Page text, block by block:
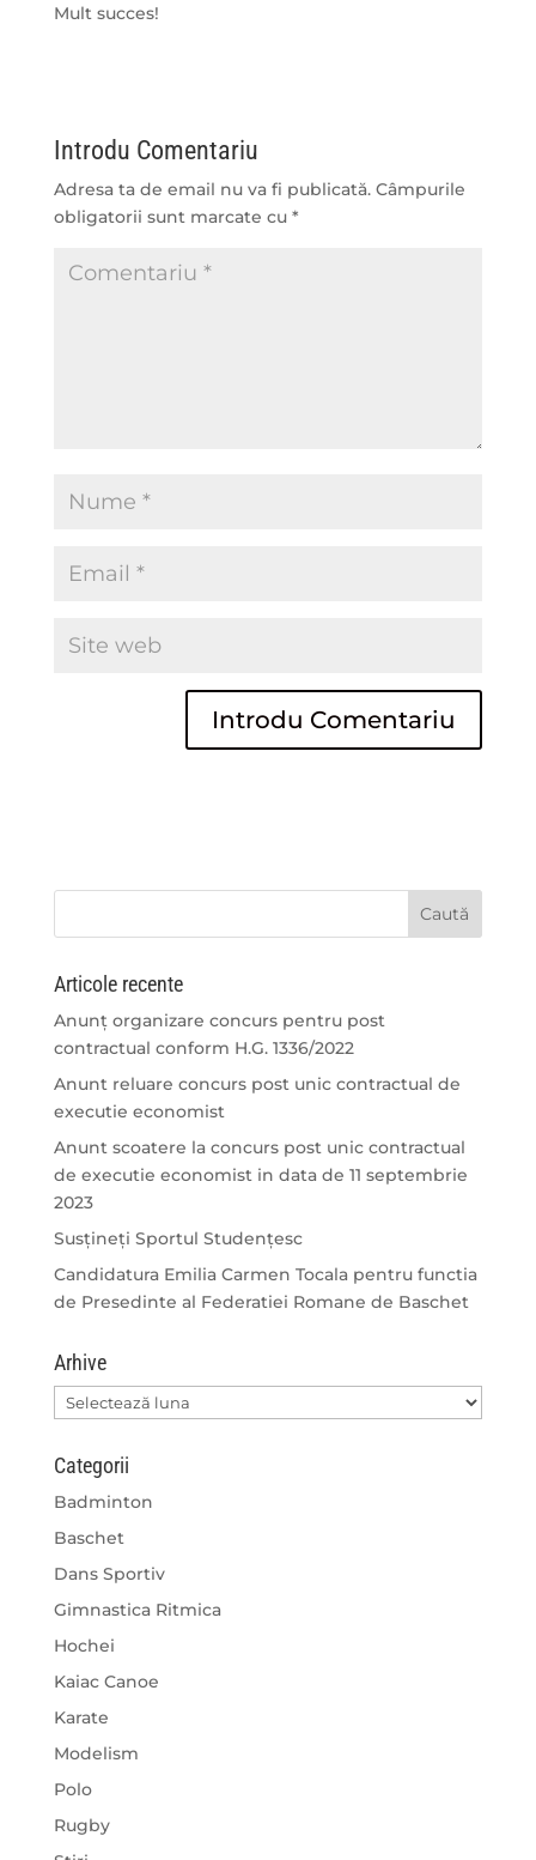
Mult succes!
Introdu Comentariu
Adresa ta de email nu va fi publicată. Câmpurile
obligatorii sunt marcate cu *
Articole recente
Anunț organizare concurs pentru post
contractual conform H.G. 1336/2022
Anunt reluare concurs post unic contractual de
executie economist
Anunt scoatere la concurs post unic contractual
de executie economist in data de 11 septembrie
2023
Susțineți Sportul Studențesc
Candidatura Emilia Carmen Tocala pentru functia
de Presedinte al Federatiei Romane de Baschet
Arhive
Arhive
Categorii
Badminton
Baschet
Dans Sportiv
Gimnastica Ritmica
Hochei
Kaiac Canoe
Karate
Modelism
Polo
Rugby